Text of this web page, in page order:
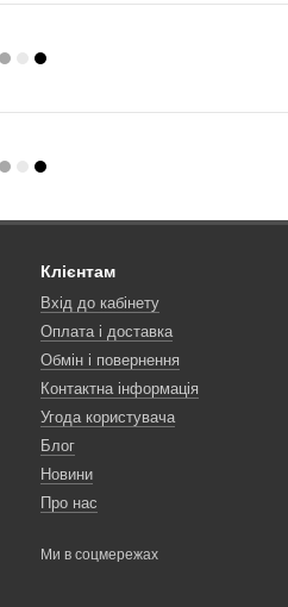
Клієнтам
Вхід до кабінету
Оплата і доставка
Обмін і повернення
Контактна інформація
Угода користувача
Блог
Новини
Про нас
Ми в соцмережах